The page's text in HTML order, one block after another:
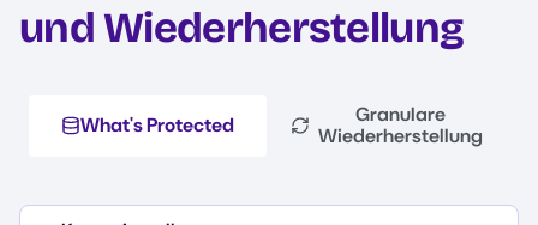
und Wiederherstellung
What's Protected
Granulare
Wiederherstellung